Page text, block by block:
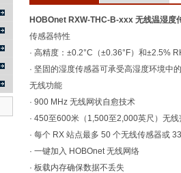
HOBOnet RXW-THC-B-xxx 无线温湿度
传感器特性
· 高精度：±0.2°C（±0.36°F）和±2.5%
· 坚固的湿度传感器可承受高湿度环境中
无线功能
· 900 MHz 无线网状自愈技术
· 450至600米（1,500至2,000英尺）无
· 每个 RX 站点最多 50 个无线传感器或
· 一键加入 HOBOnet 无线网络
· 板载内存确保数据不丢失